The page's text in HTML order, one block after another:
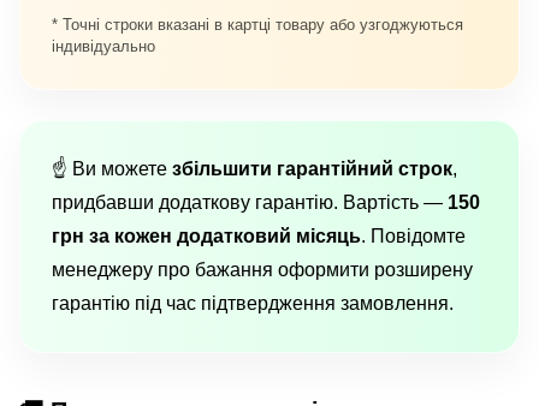
* Точні строки вказані в картці товару або узгоджуються
індивідуально
☝️ Ви можете збільшити гарантійний строк,
придбавши додаткову гарантію. Вартість — 150
грн за кожен додатковий місяць. Повідомте
менеджеру про бажання оформити розширену
гарантію під час підтвердження замовлення.